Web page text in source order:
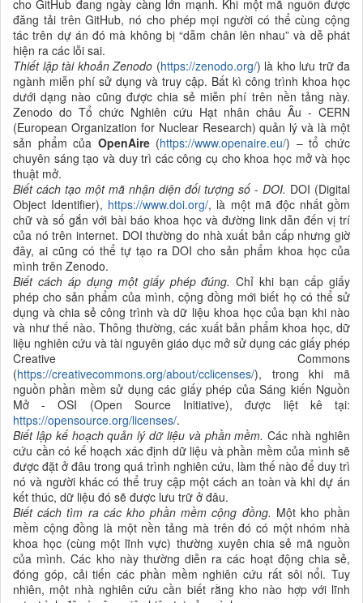
cho GitHub đang ngày càng lớn mạnh. Khi một mã nguồn được
đăng tải trên GitHub, nó cho phép mọi người có thể cùng cộng
tác trên dự án đó mà không bị “dẫm chân lên nhau” và dễ phát
hiện ra các lỗi sai.
Thiết lập tài khoản Zenodo (https://zenodo.org/) là kho lưu trữ đa
ngành miễn phí sử dụng và truy cập. Bất kì công trình khoa học
dưới dạng nào cũng được chia sẻ miễn phí trên nền tảng này.
Zenodo do Tổ chức Nghiên cứu Hạt nhân châu Âu - CERN
(European Organization for Nuclear Research) quản lý và là một
sản phẩm của OpenAire(https://www.openaire.eu/) – tổ chức
chuyên sáng tạo và duy trì các công cụ cho khoa học mở và học
thuật mở.
Biết cách tạo một mã nhận diện đối tượng số - DOI. DOI (Digital
Object Identifier), https://www.doi.org/, là một mã độc nhất gồm
chữ và số gắn với bài báo khoa học và đường link dẫn đến vị trí
của nó trên internet. DOI thường do nhà xuất bản cấp nhưng giờ
đây, ai cũng có thể tự tạo ra DOI cho sản phẩm khoa học của
mình trên Zenodo.
Biết cách áp dụng một giấy phép đúng. Chỉ khi bạn cấp giấy
phép cho sản phẩm của mình, cộng đồng mới biết họ có thể sử
dụng và chia sẻ công trình và dữ liệu khoa học của bạn khi nào
và như thế nào. Thông thường, các xuất bản phẩm khoa học, dữ
liệu nghiên cứu và tài nguyên giáo dục mở sử dụng các giấy phép
Creative Commons
(https://creativecommons.org/about/cclicenses/), trong khi mã
nguồn phần mềm sử dụng các giấy phép của Sáng kiến Nguồn
Mở - OSI (Open Source Initiative), được liệt kê tại:
https://opensource.org/licenses/.
Biết lập kế hoạch quản lý dữ liệu và phần mềm. Các nhà nghiên
cứu cần có kế hoạch xác định dữ liệu và phần mềm của mình sẽ
được đặt ở đâu trong quá trình nghiên cứu, làm thế nào để duy trì
nó và người khác có thể truy cập một cách an toàn và khi dự án
kết thúc, dữ liệu đó sẽ được lưu trữ ở đâu.
Biết cách tìm ra các kho phần mềm cộng đồng. Một kho phần
mềm cộng đồng là một nền tảng mà trên đó có một nhóm nhà
khoa học (cùng một lĩnh vực) thường xuyên chia sẻ mã nguồn
của mình. Các kho này thường diễn ra các hoạt động chia sẻ,
đóng góp, cải tiến các phần mềm nghiên cứu rất sôi nổi. Tuy
nhiên, một nhà nghiên cứu cần biết rằng kho nào hợp với lĩnh